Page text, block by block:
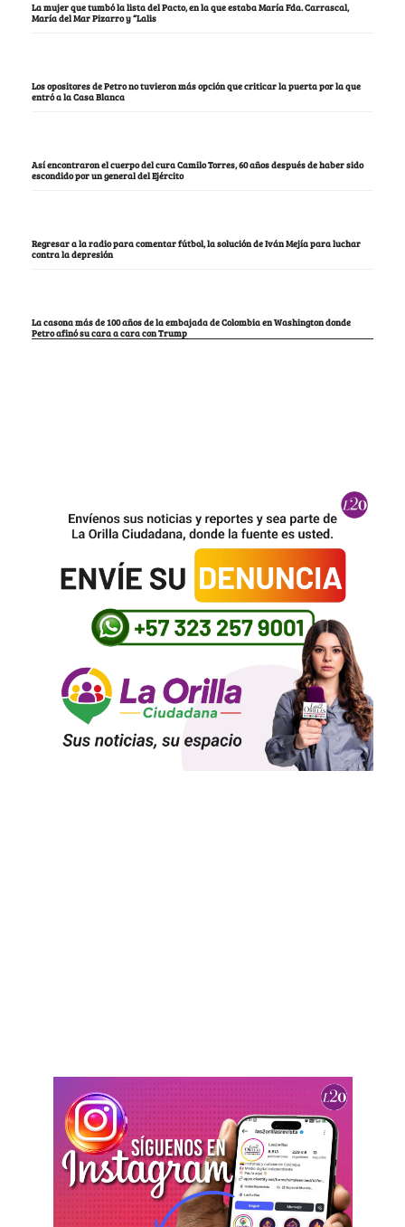
La mujer que tumbó la lista del Pacto, en la que estaba María Fda. Carrascal,
María del Mar Pizarro y “Lalis
Los opositores de Petro no tuvieron más opción que criticar la puerta por la que
entró a la Casa Blanca
Así encontraron el cuerpo del cura Camilo Torres, 60 años después de haber sido
escondido por un general del Ejército
Regresar a la radio para comentar fútbol, la solución de Iván Mejía para luchar
contra la depresión
La casona más de 100 años de la embajada de Colombia en Washington donde
Petro afinó su cara a cara con Trump